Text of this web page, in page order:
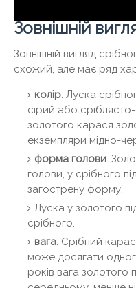
Зовнішній
Зовнішній вигляд
схожий, але має ряд
колір . Луска
сірий або
золотого карася
екземпляри мідно-
форма голови .
голови, у срібного
загострену форму.
Луска у золотого
срібного.
вага . Срібний
може досягати
років вага золотого